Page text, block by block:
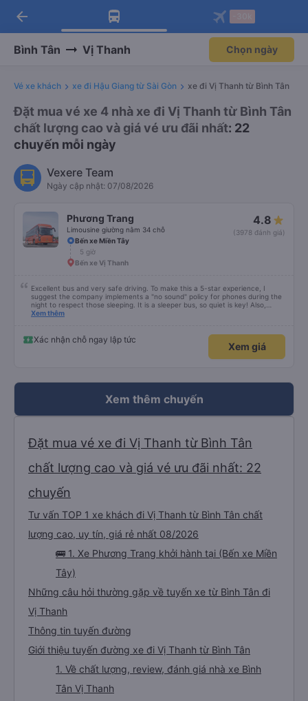
Tải app Vexere ngay!
Nhận ưu đãi thành viên độc
Mở app
Tải app Vexere
-30k/ghế khi đặt vé máy bay qua
Mở app
arrow_back
Bình Tân Vị Thanh Chọn ngày
Vé xe khách xe đi Hậu Giang từ Sài Gòn xe đi Vị Thanh từ Bình Tân
Đặt mua vé xe 4 nhà xe đi Vị Thanh từ Bình Tân
chất lượng cao và giá vé ưu đãi nhất: 22
chuyến mỗi ngày
Vexere Team
Ngày cập nhật: 07/08/2026
Phương Trang
Limousine giường nằm 34 chỗ
4.8
(3978 đánh giá)
Bến xe Miền Tây
5 giờ
Bến xe Vị Thanh
Excellent bus and very safe driving. To make this a 5-star experience, I
suggest the company implements a "no sound" policy for phones during the
night to respect those sleeping. It is a sleeper bus, so quiet is key! Also,
please display the Wi-Fi password clearly inside the cabin for convenience. I
quy định rõ ràng về việc giữ im lặng (tắt âm thanh điện thoại) vào ban đêm
để tránh làm phiền hành khách khác ngủ. Ngoài ra, nhà xe nên dán sẵn mật
khẩu Wi-Fi trong xe để hành khách dễ dàng sử dụng. Tôi vẫn sẽ tiếp tục ủng
Xem thêm
Xác nhận chỗ ngay lập tức
Xem giá
Xem thêm chuyến
Đặt mua vé xe đi Vị Thanh từ Bình Tân
chất lượng cao và giá vé ưu đãi nhất: 22
chuyến
Tư vấn TOP 1 xe khách đi Vị Thanh từ Bình Tân chất
lượng cao, uy tín, giá rẻ nhất 08/2026
🚌 1. Xe Phương Trang khởi hành tại (Bến xe Miền
Tây)
Những câu hỏi thường gặp về tuyến xe từ Bình Tân đi
Vị Thanh
Thông tin tuyến đường
Giới thiệu tuyến đường xe đi Vị Thanh từ Bình Tân
1. Về chất lượng, review, đánh giá nhà xe Bình
Tân Vị Thanh